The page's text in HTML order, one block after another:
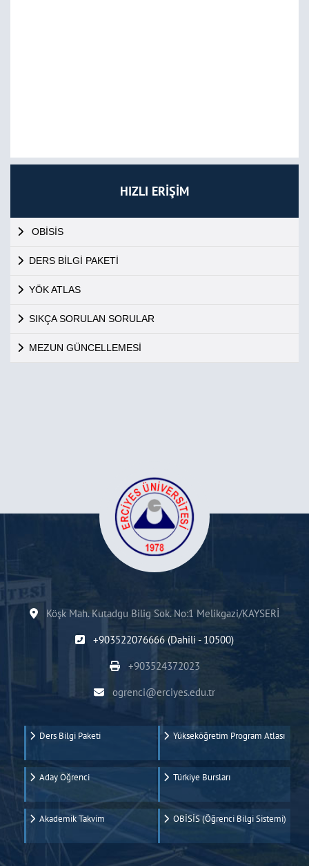
HIZLI ERİŞİM
OBİSİS
DERS BİLGİ PAKETİ
YÖK ATLAS
SIKÇA SORULAN SORULAR
MEZUN GÜNCELLEMESİ
Köşk Mah. Kutadgu Bilig Sok. No:1 Melikgazi/KAYSERİ
+903522076666 (Dahili - 10500)
+903524372023
ogrenci@erciyes.edu.tr
Ders Bilgi Paketi Yükseköğretim Program Atlası
Aday Öğrenci Türkiye Bursları
Akademik Takvim OBİSİS (Öğrenci Bilgi Sistemi)